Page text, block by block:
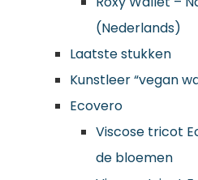
(Nederlands)
Laatste stukken
Kunstleer “vegan
Ecovero
Viscose tricot
de bloemen